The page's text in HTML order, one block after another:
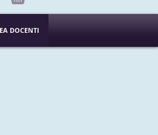
DOCENTI